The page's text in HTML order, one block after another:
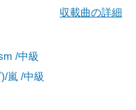
収載曲の詳細
/中級
嵐 /中級